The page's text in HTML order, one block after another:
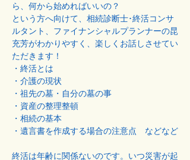
ら、何から始めればいいの？
という方へ向けて、相続診断士･終活コンサ
ルタント、ファイナンシャルプランナーの昆
充芳がわかりやすく、楽しくお話しさせてい
ただきます！
・終活とは
・介護の現状
・祖先の墓・自分の墓の事
・資産の整理整頓
・相続の基本
・遺言書を作成する場合の注意点 などなど
終活は年齢に関係ないのです。いつ災害が起